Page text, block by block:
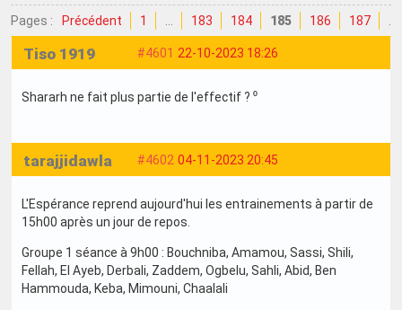
Pages : Précédent 1 183 184 185 186 187
#4601 22-10-2023 18:26
Tiso 1919
Shararh ne fait plus partie de l'effectif ? ⁰
#4602 04-11-2023 20:45
tarajjidawla
L'Espérance reprend aujourd'hui les entrainements à partir de
15h00 après un jour de repos.
Groupe 1 séance à 9h00 : Bouchniba, Amamou, Sassi, Shili,
Fellah, El Ayeb, Derbali, Zaddem, Ogbelu, Sahli, Abid, Ben
Hammouda, Keba, Mimouni, Chaalali